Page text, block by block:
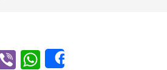
ViberWhatsApp